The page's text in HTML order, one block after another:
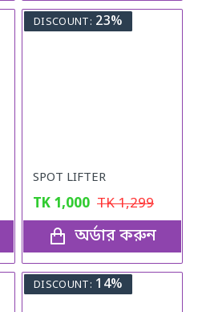
DISCOUNT: 23%
SPOT LIFTER
TK 1,000 TK1,299
অর্ডার করুন
DISCOUNT: 14%